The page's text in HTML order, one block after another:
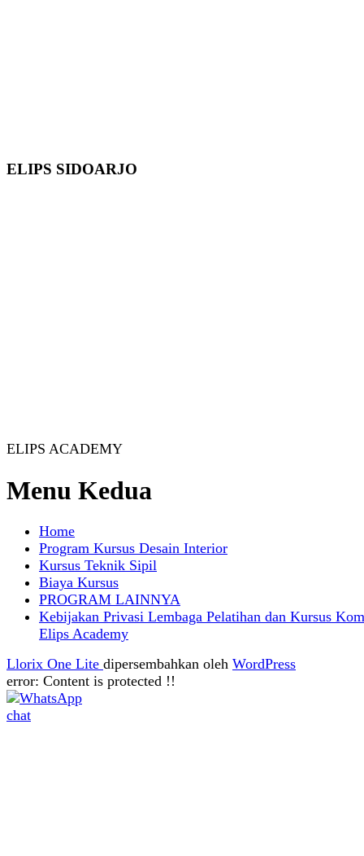
ELIPS SIDOARJO
ELIPS ACADEMY
Menu Kedua
Home
Program Kursus Desain Interior
Kursus Teknik Sipil
Biaya Kursus
PROGRAM LAINNYA
Kebijakan Privasi Lembaga Pelatihan dan Kursus
Elips Academy
Llorix One Lite dipersembahkan oleh WordPress
error: Content is protected !!